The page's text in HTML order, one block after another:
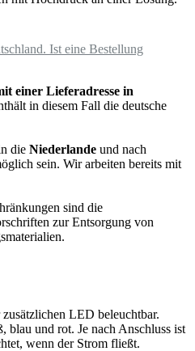
Ist eine Bestellung
einer Lieferadresse in
in diesem Fall die deutsche
die Niederlande und nach
sein. Wir arbeiten bereits mit
sind die
zur Entsorgung von
LED beleuchtbar.
blau und rot. Je nach Anschluss ist
wenn der Strom fließt.